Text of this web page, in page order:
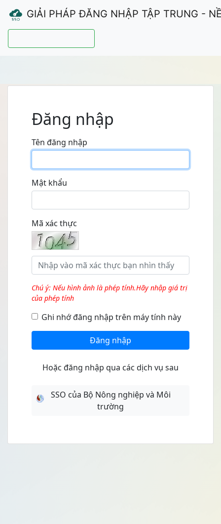
GIẢI PHÁP ĐĂNG NHẬP TẬP TRUNG -
Đăng nhập
Tên đăng nhập
Mật khẩu
Mã xác thực
Chú ý: Nếu hình ảnh là phép tính.Hãy nhập giá trị
của phép tính
Ghi nhớ đăng nhập trên máy tính này
Đăng nhập
Hoặc đăng nhập qua các dịch vụ sau
SSO của Bộ Nông nghiệp và Môi
trường